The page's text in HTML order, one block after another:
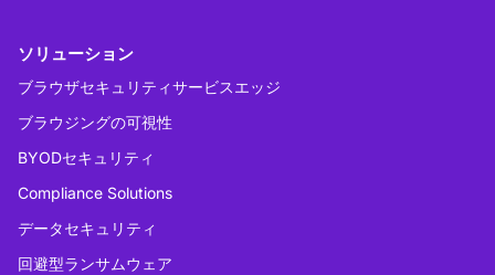
ソリューション
ブラウザセキュリティサービスエッジ
ブラウジングの可視性
BYODセキュリティ
Compliance Solutions
データセキュリティ
回避型ランサムウェア